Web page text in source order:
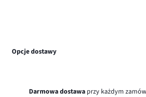
Opcje dostawy
Darmowa dostawa przy każdym